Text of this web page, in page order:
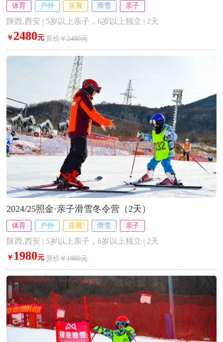
体育 户外 拓展 滑雪 亲子
陕西,西安 | 5岁以上亲子，6岁以上独立 | 2天
￥ 2480元 原价￥2480元
2024/25照金·亲子滑雪冬令营（2天）
体育 户外 拓展 滑雪 亲子
陕西,西安 | 5岁以上亲子，6岁以上独立 | 2天
￥ 1980元 原价￥1980元